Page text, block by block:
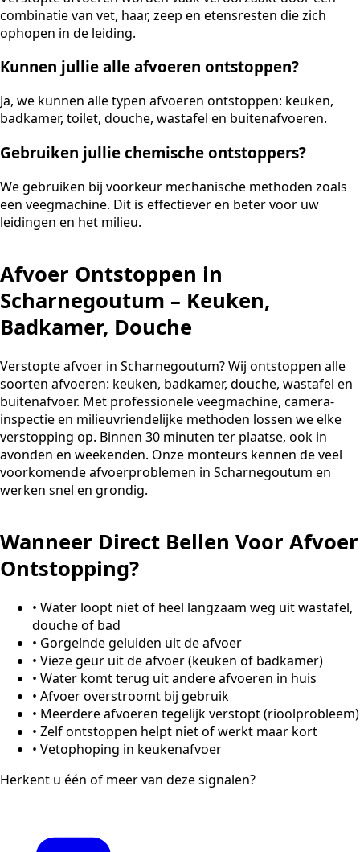
combinatie van vet, haar, zeep en etensresten die zich
ophopen in de leiding.
Kunnen jullie alle afvoeren ontstoppen?
Ja, we kunnen alle typen afvoeren ontstoppen: keuken,
badkamer, toilet, douche, wastafel en buitenafvoeren.
Gebruiken jullie chemische ontstoppers?
We gebruiken bij voorkeur mechanische methoden zoals
een veegmachine. Dit is effectiever en beter voor uw
leidingen en het milieu.
Afvoer Ontstoppen in
Scharnegoutum – Keuken,
Badkamer, Douche
Verstopte afvoer in Scharnegoutum? Wij ontstoppen alle
soorten afvoeren: keuken, badkamer, douche, wastafel en
buitenafvoer. Met professionele veegmachine, camera-
inspectie en milieuvriendelijke methoden lossen we elke
verstopping op. Binnen 30 minuten ter plaatse, ook in
avonden en weekenden. Onze monteurs kennen de veel
voorkomende afvoerproblemen in Scharnegoutum en
werken snel en grondig.
Wanneer Direct Bellen Voor Afvoer
Ontstopping?
• Water loopt niet of heel langzaam weg uit wastafel,
douche of bad
• Gorgelnde geluiden uit de afvoer
• Vieze geur uit de afvoer (keuken of badkamer)
• Water komt terug uit andere afvoeren in huis
• Afvoer overstroomt bij gebruik
• Meerdere afvoeren tegelijk verstopt (rioolprobleem)
• Zelf ontstoppen helpt niet of werkt maar kort
• Vetophoping in keukenafvoer
Herkent u één of meer van deze signalen?